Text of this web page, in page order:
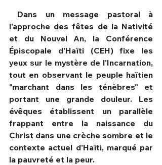
HPN Live
l'approche des fêtes de la Nativité
et du Nouvel An, la Conférence
Épiscopale d'Haïti (CEH) fixe les
yeux sur le mystère de l'Incarnation,
tout en observant le peuple haïtien
"marchant dans les ténèbres" et
portant une grande douleur. Les
évêques établissent un parallèle
frappant entre la naissance du
Christ dans une crèche sombre et le
contexte actuel d'Haïti, marqué par
la pauvreté et la peur.​